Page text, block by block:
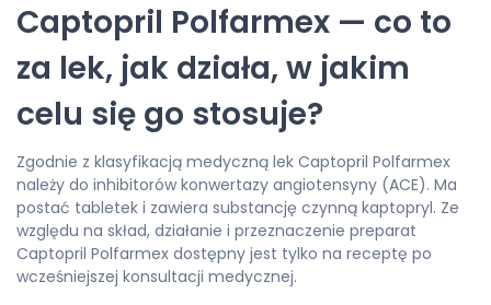
Captopril Polfarmex — co to
za lek, jak działa, w jakim
celu się go stosuje?
Zgodnie z klasyfikacją medyczną lek Captopril Polfarmex
należy do inhibitorów konwertazy angiotensyny (ACE). Ma
postać tabletek i zawiera substancję czynną kaptopryl. Ze
względu na skład, działanie i przeznaczenie preparat
Captopril Polfarmex dostępny jest tylko na receptę po
wcześniejszej konsultacji medycznej.